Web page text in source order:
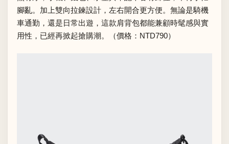
腳亂。加上雙向拉鍊設計，左右開合更方便。無論是騎機
車通勤，還是日常出遊，這款肩背包都能兼顧時髦感與實
用性，已經再掀起搶購潮。（價格：NTD790）